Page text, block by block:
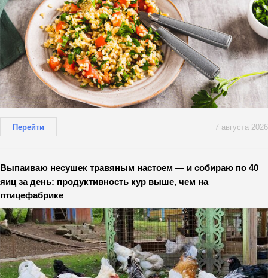
Перейти 7 августа 2026
Выпаиваю несушек травяным настоем — и собираю по 40
яиц за день: продуктивность кур выше, чем на
птицефабрике